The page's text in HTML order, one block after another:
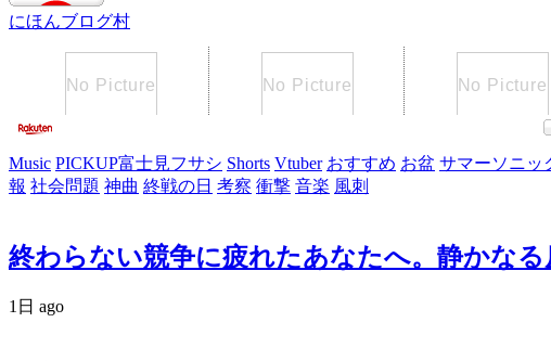
にほんブログ村
Music PICKUP富士見フサシ Shorts Vtuber おすすめ お盆 サマーソニッ
報 社会問題 神曲 終戦の日 考察 衝撃 音楽 風刺
終わらない競争に疲れたあなたへ。静かなる
1日 ago